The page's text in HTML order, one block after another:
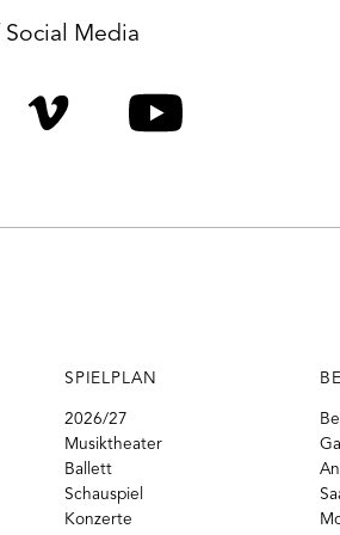
Social Media
SPIELPLAN
2026/27
Musiktheater
Ballett
Schauspiel
Konzerte